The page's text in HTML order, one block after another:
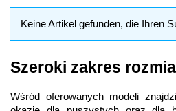
Keine Artikel gefunden, die Ihren
Szeroki zakres
Wśród oferowanych modeli